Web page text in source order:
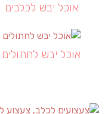
אוכל יבש לכלבים
אוכל יבש לחתולים